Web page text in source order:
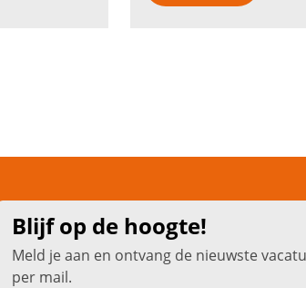
Blijf op de hoogte!
Meld je aan en ontvang de nieuwste
per mail.